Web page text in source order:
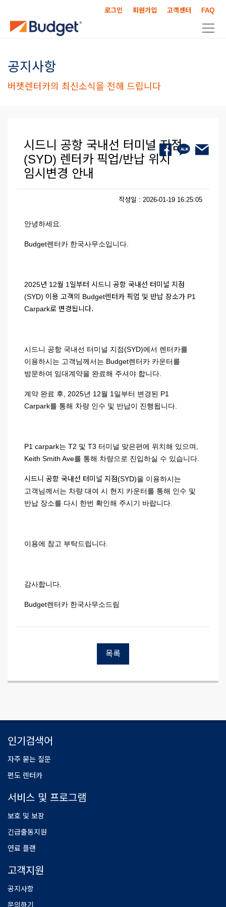
로그인 회원가입 고객센터 FAQ
공지사항
버젯렌터카의 최신소식을 전해 드립니다
시드니 공항 국내선 터미널 지점
(SYD) 렌터카 픽업/반납 위치
임시변경 안내
작성일 : 2026-01-19 16:25:05
안녕하세요.
Budget렌터카 한국사무소입니다.
2025년 12월 1일부터 시드니 공항 국내선 터미널 지점
(SYD) 이용 고객의 Budget렌터카 픽업 및 반납 장소가 P1
Carpark로 변경됩니다.
시드니 공항 국내선 터미널 지점(SYD)에서 렌터카를
이용하시는 고객님께서는 Budget렌터카 카운터를
방문하여 임대계약을 완료해 주셔야 합니다.
계약 완료 후, 2025년 12월 1일부터 변경된 P1
Carpark를 통해 차량 인수 및 반납이 진행됩니다.
P1 carpark는 T2 및 T3 터미널 맞은편에 위치해 있으며,
Keith Smith Ave를 통해 차량으로 진입하실 수 있습니다.
시드니 공항 국내선 터미널 지점(SYD)을 이용하시는
고객님께서는 차량 대여 시 현지 카운터를 통해 인수 및
반납 장소를 다시 한번 확인해 주시기 바랍니다.
이용에 참고 부탁드립니다.
감사합니다.
Budget렌터카 한국사무소드림
목록
인기검색어
자주 묻는 질문
편도 렌터카
서비스 및 프로그램
보호 및 보장
긴급출동지원
연료 플랜
고객지원
공지사항
문의하기